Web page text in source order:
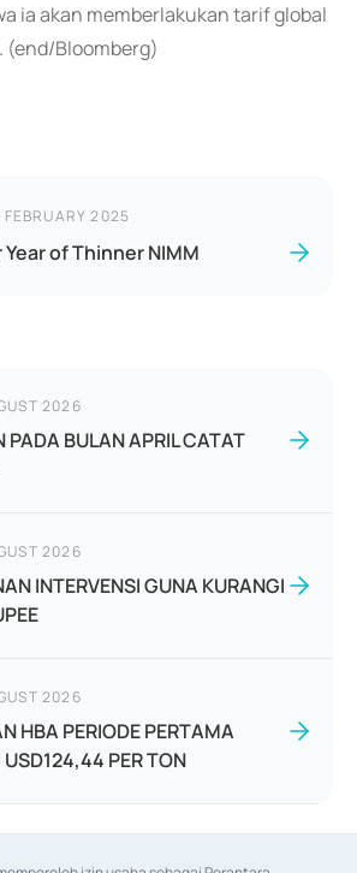
ia akan memberlakukan tarif global
(end/Bloomberg)
2025
of Thinner NIMM
2026
PADA BULAN APRIL CATAT
2026
INTERVENSI GUNA KURANGI
2026
HBA PERIODE PERTAMA
PER TON